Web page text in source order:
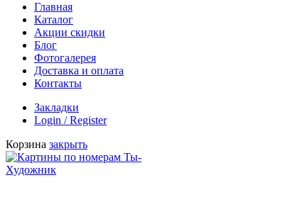
Главная
Каталог
Акции скидки
Блог
Фотогалерея
Доставка и оплата
Контакты
Закладки
Login / Register
Корзина закрыть